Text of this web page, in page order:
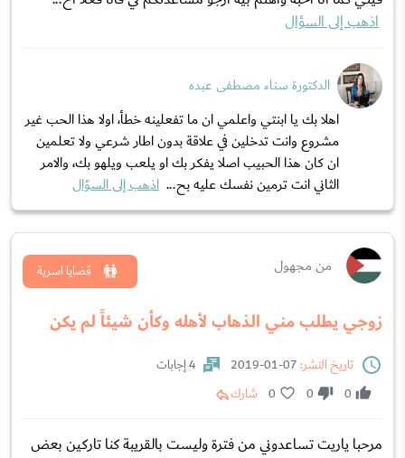
اذهب إلى السؤال
الدكتورة سناء مصطفى عبده
اهلا بك يا ابنتي واعلمي ان ما تفعلينه خطأ، اولا هذا الحب غير
مشروع وانت تدخلين في علاقة بدون اطار شرعي ولا تعلمين
ان كان هذا الحبيب اصلا يفكر بك او يلعب ويلهو بك، والامر
الثاني انت ترمين نفسك عليه بح... اذهب إلى السؤال
من مجهول
زوجي يطلب مني الذهاب لأهله وكأن شيئاً لم يكن
قضايا اسرية
تاريخ النشر:
4 إجابات
0
0
0 شارك
مرحبا ياريت تساعدوني من فترة وليست بالقريبة كنا تاركين بعض